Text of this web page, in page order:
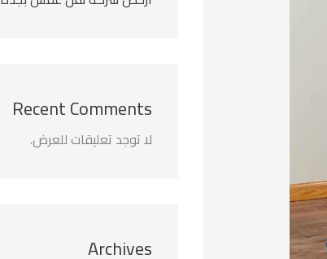
Recent Comments
لا توجد تعليقات للعرض.
Archives